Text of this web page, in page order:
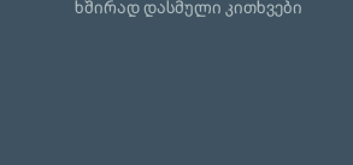
ხშირად დასმული კითხვები